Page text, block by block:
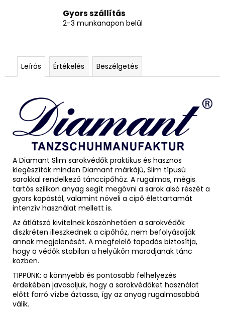
Gyors szállítás
2-3 munkanapon belül
Leírás Értékelés Beszélgetés
A Diamant Slim sarokvédők praktikus és hasznos
kiegészítők minden Diamant márkájú, Slim típusú
sarokkal rendelkező tánccipőhöz. A rugalmas, mégis
tartós szilikon anyag segít megóvni a sarok alsó részét a
gyors kopástól, valamint növeli a cipő élettartamát
intenzív használat mellett is.
Az átlátszó kivitelnek köszönhetően a sarokvédők
diszkréten illeszkednek a cipőhöz, nem befolyásolják
annak megjelenését. A megfelelő tapadás biztosítja,
hogy a védők stabilan a helyükön maradjanak tánc
közben.
TIPPÜNK: a könnyebb és pontosabb felhelyezés
érdekében javasoljuk, hogy a sarokvédőket használat
előtt forró vízbe áztassa, így az anyag rugalmasabbá
válik.